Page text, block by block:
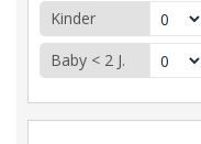
Kinder
Baby < 2 J.